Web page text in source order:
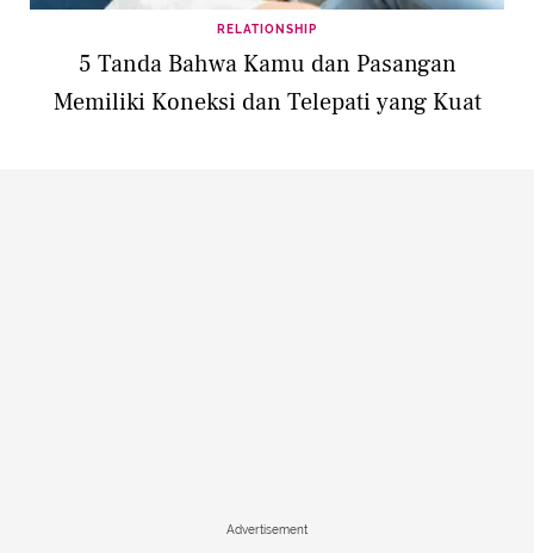
RELATIONSHIP
5 Tanda Bahwa Kamu dan Pasangan
Memiliki Koneksi dan Telepati yang Kuat
Advertisement